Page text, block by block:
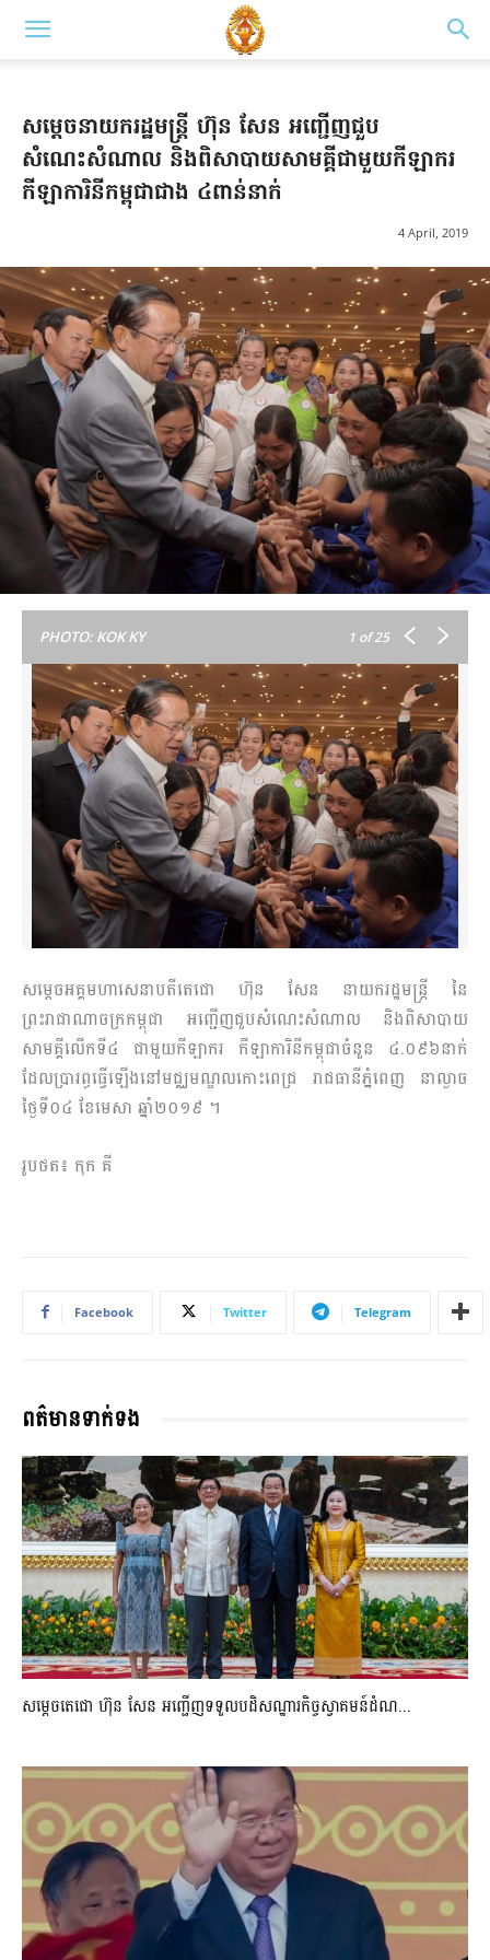
សម្តេចនាយករដ្ឋមន្រ្តី ហ៊ុន សែន អញ្ជើញជួប
សំណេះសំណាល និងពិសាបាយសាមគ្គីជាមួយកីឡាករ
កីឡាការិនីកម្ពុជាជាង ៤ពាន់នាក់
4 April, 2019
PHOTO: KOK KY 1 of 25
សម្តេចអគ្គមហាសេនាបតីតេជោ ហ៊ុន សែន នាយករដ្ឋមន្រ្តី នៃ
ព្រះរាជាណាចក្រកម្ពុជា អញ្ជើញជួបសំណេះសំណាល និងពិសាបាយ
សាមគ្គីលើកទី៤ ជាមួយកីឡាករ កីឡាការិនីកម្ពុជាចំនួន ៤.០៩៦នាក់
ដែលប្រារព្ធធ្វើឡើងនៅមជ្ឈមណ្ឌលកោះពេជ្រ រាជធានីភ្នំពេញ នាល្ងាច
ថ្ងៃទី០៤ ខែមេសា ឆ្នាំ២០១៩ ។
រូបថត៖ កុក គី
Facebook Twitter Telegram
ពត៌មានទាក់ទង
សម្តេចតេជោ ហ៊ុន សែន អញ្ជើញទទួលបដិសណ្ឋារកិច្ចស្វាគមន៍ដំណ...